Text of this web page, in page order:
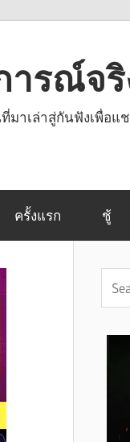
ารณ์จ
มาเล่าสู่กันฟังเพื่อ
ครั้งแรก ชู้